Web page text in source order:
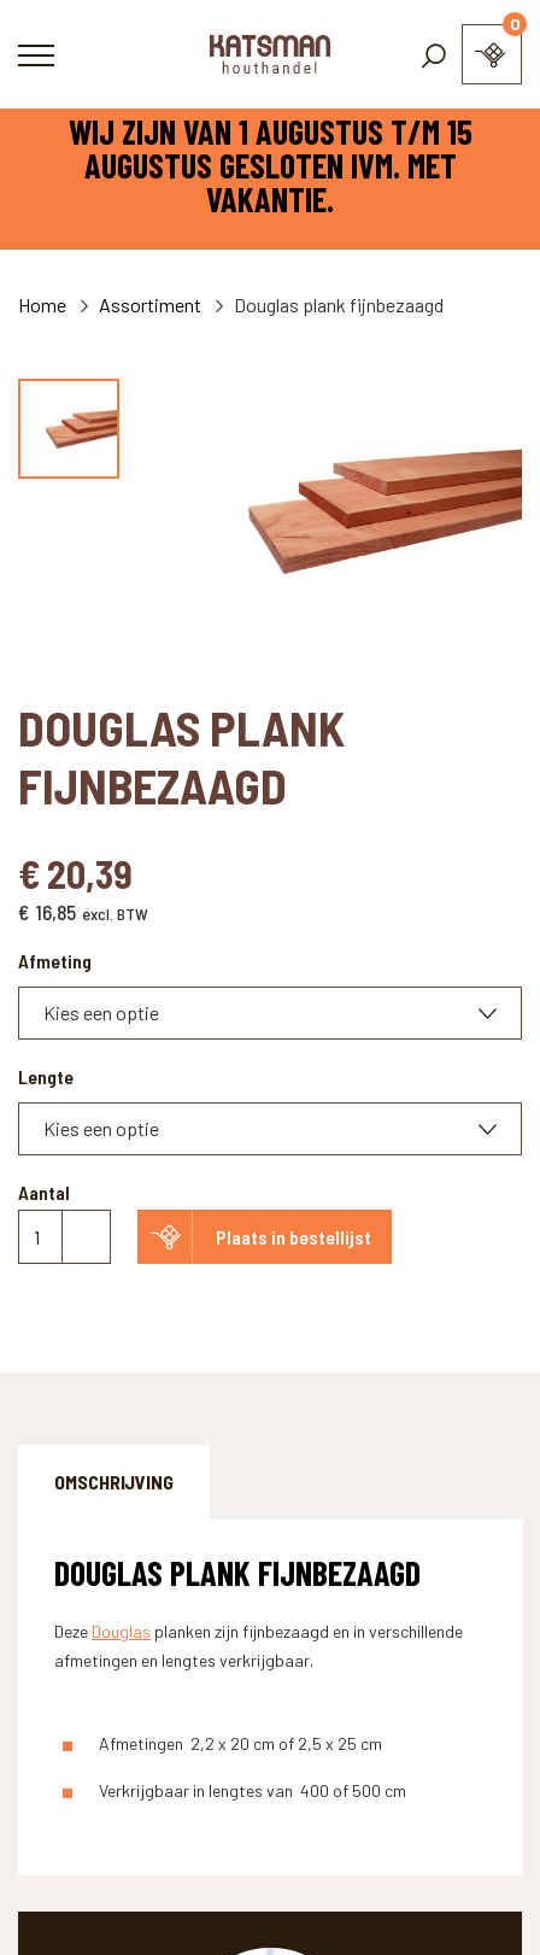
WIJ ZIJN VAN 1 AUGUSTUS T/M 15
AUGUSTUS GESLOTEN IVM. MET
VAKANTIE.
0
Home Assortiment Douglas plank fijnbezaagd
DOUGLAS PLANK
FIJNBEZAAGD
€20,39
€ 16,85 excl. BTW
Afmeting
Lengte
Aantal
Douglas
plank
Plaats in bestellijst
OMSCHRIJVING
DOUGLAS PLANK FIJNBEZAAGD
Deze Douglas planken zijn fijnbezaagd en in verschillende
afmetingen en lengtes verkrijgbaar.
Afmetingen 2,2 x 20 cm of 2,5 x 25 cm
Verkrijgbaar in lengtes van 400 of 500 cm